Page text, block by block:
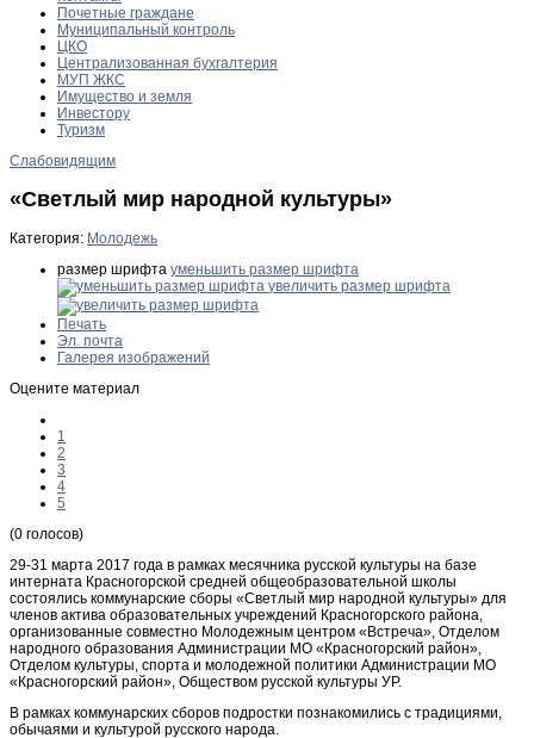
Почетные граждане
Муниципальный контроль
ЦКО
Централизованная бухгалтерия
МУП ЖКС
Имущество и земля
Инвестору
Туризм
Слабовидящим
«Светлый мир народной культуры»
Категория: Молодежь
размер шрифта уменьшить размер шрифта
увеличить размер шрифта
Печать
Эл. почта
Галерея изображений
Оцените материал
1
2
3
4
5
(0 голосов)
29-31 марта 2017 года в рамках месячника русской культуры на базе
интерната Красногорской средней общеобразовательной школы
состоялись коммунарские сборы «Светлый мир народной культуры» для
членов актива образовательных учреждений Красногорского района,
организованные совместно Молодежным центром «Встреча», Отделом
народного образования Администрации МО «Красногорский район»,
Отделом культуры, спорта и молодежной политики Администрации МО
«Красногорский район», Обществом русской культуры УР.
В рамках коммунарских сборов подростки познакомились с традициями,
обычаями и культурой русского народа.